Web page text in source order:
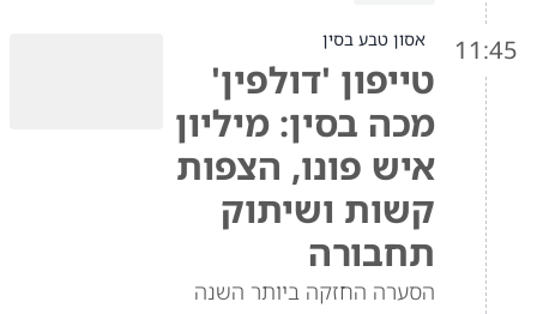
11:45 אסון טבע בסין
טייפון 'דולפין'
מכה בסין: מיליון
איש פונו, הצפות
קשות ושיתוק
תחבורה
הסערה החזקה ביותר השנה